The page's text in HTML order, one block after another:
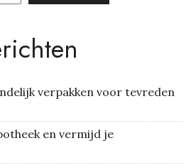
verpakken voor tevreden
en vermijd je